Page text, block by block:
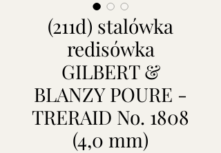
(211d) stalówka
redisówka
GILBERT &
BLANZY POURE -
TRERAID No. 1808
(4,0 mm)